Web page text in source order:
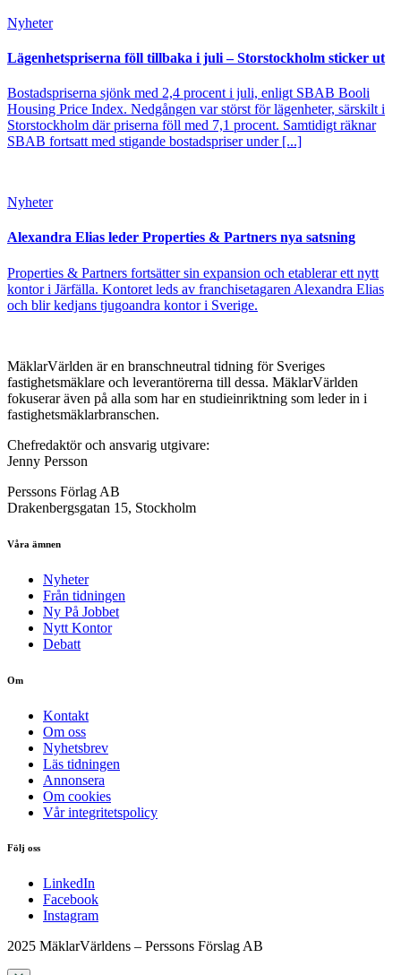
Nyheter
Lägenhetspriserna föll tillbaka i juli – Storstockholm sticker ut
Bostadspriserna sjönk med 2,4 procent i juli, enligt SBAB Booli
Housing Price Index. Nedgången var störst för lägenheter, särskilt i
Storstockholm där priserna föll med 7,1 procent. Samtidigt räknar
SBAB fortsatt med stigande bostadspriser under [...]
Nyheter
Alexandra Elias leder Properties & Partners nya satsning
Properties & Partners fortsätter sin expansion och etablerar ett nytt
kontor i Järfälla. Kontoret leds av franchisetagaren Alexandra Elias
och blir kedjans tjugoandra kontor i Sverige.
MäklarVärlden är en branschneutral tidning för Sveriges
fastighetsmäklare och leverantörerna till dessa. MäklarVärlden
fokuserar även på alla som har en studieinriktning som leder in i
fastighetsmäklarbranschen.
Chefredaktör och ansvarig utgivare:
Jenny Persson
Perssons Förlag AB
Drakenbergsgatan 15, Stockholm
Våra ämnen
Nyheter
Från tidningen
Ny På Jobbet
Nytt Kontor
Debatt
Om
Kontakt
Om oss
Nyhetsbrev
Läs tidningen
Annonsera
Om cookies
Vår integritetspolicy
Följ oss
LinkedIn
Facebook
Instagram
2025 MäklarVärldens – Perssons Förslag AB